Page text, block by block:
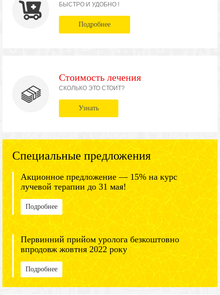
БЫСТРО И УДОБНО !
Подробнее
Стоимость лечения
СКОЛЬКО ЭТО СТОИТ?
Узнать
Специальные предложения
Акционное предложение — 15% на курс
лучевой терапии до 31 мая!
Подробнее
Первинний прийом уролога безкоштовно
впродовж жовтня 2022 року
Подробнее